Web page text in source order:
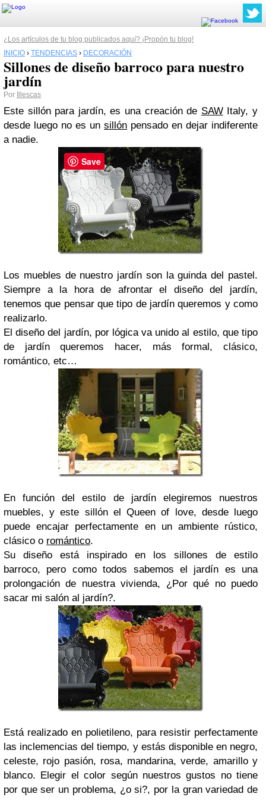
¿Los artículos de tu blog publicados aquí? ¡Propón tu blog!
INICIO › TENDENCIAS › DECORACIÓN
Sillones de diseño barroco para nuestro
jardín
Por Illescas
Este sillón para jardín, es una creación de SAWItaly, y
desde luego no es un sillón pensado en dejar indiferente
a nadie.
Los muebles de nuestro jardín son la guinda del pastel.
Siempre a la hora de afrontar el diseño del jardín,
tenemos que pensar que tipo de jardín queremos y como
realizarlo.
El diseño del jardín, por lógica va unido al estilo, que tipo
de jardín queremos hacer, más formal, clásico,
romántico, etc…
En función del estilo de jardín elegiremos nuestros
muebles, y este sillón el Queen of love, desde luego
puede encajar perfectamente en un ambiente rústico,
clásico o romántico.
Su diseño está inspirado en los sillones de estilo
barroco, pero como todos sabemos el jardín es una
prolongación de nuestra vivienda, ¿Por qué no puedo
sacar mi salón al jardín?.
Está realizado en polietileno, para resistir perfectamente
las inclemencias del tiempo, y estás disponible en negro,
celeste, rojo pasión, rosa, mandarina, verde, amarillo y
blanco. Elegir el color según nuestros gustos no tiene
por que ser un problema, ¿o si?, por la gran variedad de
Save